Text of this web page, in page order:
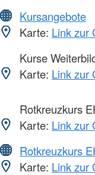
Kursangebote
Karte: Link zur
Kurse
Karte: Link zur
Rotkreuzkurs
Karte: Link zur
Rotkreuzkurs
Karte: Link zur